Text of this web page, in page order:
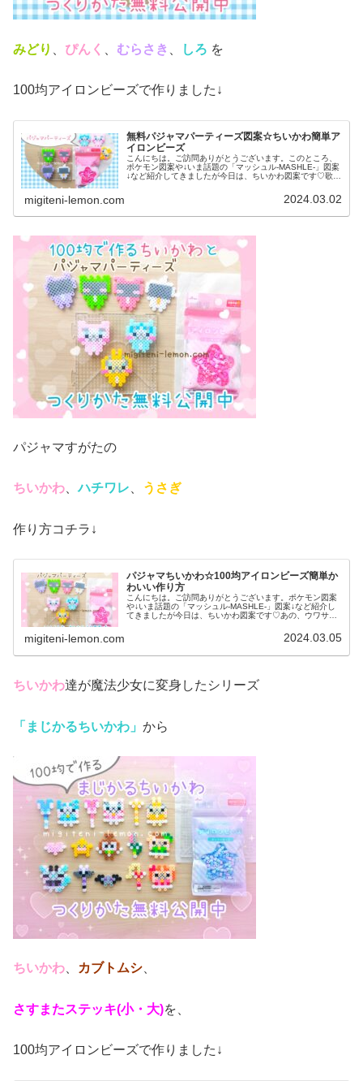
みどり ぴんく むらさき しろ を
100均アイロンビーズで作りました↓
無料パジャマパーティーズ図案☆ちいかわ簡単ア
イロンビーズ
こんにちは。ご訪問ありがとうございます。このところ、
ポケモン図案や↓いま話題の「マッシュル-MASHLE-」図案
↓など紹介してきましたが今日は、ちいかわ図案です♡歌も
migiteni-lemon.com 2024.03.02
パジャマすがたの
ちいかわ 、ハチワレ うさぎ
作り方コチラ↓
パジャマちいかわ☆100均アイロンビーズ簡単か
わいい作り方
こんにちは。ご訪問ありがとうございます。ポケモン図案
や↓いま話題の「マッシュル-MASHLE-」図案↓など紹介し
てきましたが今日は、ちいかわ図案です♡あの、ウワサの
migiteni-lemon.com 2024.03.05
ちいかわ達が魔法少女に変身したシリーズ
「まじかるちいかわ」 から
ちいかわ カブトムシ
さすまたステッキ(小・大)を、
100均アイロンビーズで作りました↓